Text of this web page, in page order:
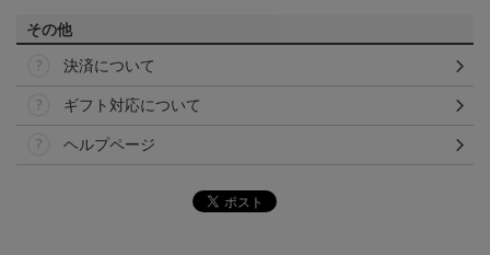
その他
決済について
ギフト対応について
ヘルプページ